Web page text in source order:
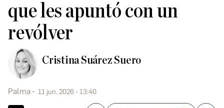
que les apuntó con un
revólver
Cristina Suárez Suero
Palma 11 jun. 2026 - 13:40